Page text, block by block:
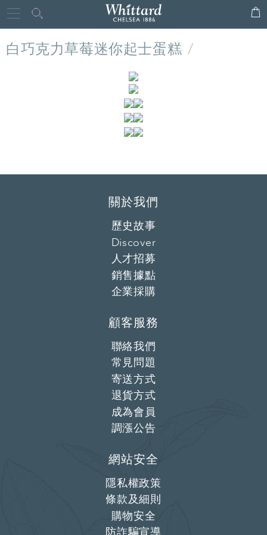
Close
Whittard
of
Chelsea
白巧克力草莓迷你起士蛋糕
關於我們
歷史故事
Discover
人才招募
銷售據點
企業採購
顧客服務
聯絡我們
常見問題
寄送方式
退貨方式
成為會員
調漲公告
網站安全
隱私權政策
條款及細則
購物安全
防詐騙宣導